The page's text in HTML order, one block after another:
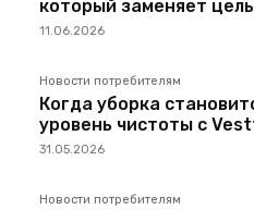
который заменяет
11.06.2026
Новости потребителям
Когда уборка
уровень чистоты с
31.05.2026
Новости потребителям